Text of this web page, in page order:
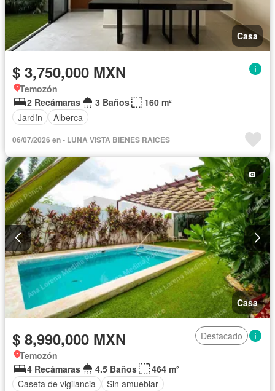
Casa
$ 3,750,000 MXN
Temozón
2 Recámaras
3 Baños
160 m²
Jardín
Alberca
06/07/2026 en - LUNA VISTA BIENES RAICES
Casa
$ 8,990,000 MXN
Destacado
Temozón
4 Recámaras
4.5 Baños
464 m²
Caseta de vigilancia
Sin amueblar